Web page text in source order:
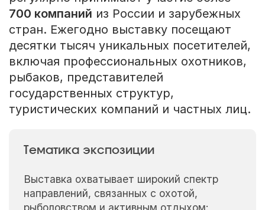
700 компаний из России и зарубежных
стран. Ежегодно выставку посещают
десятки тысяч уникальных посетителей,
включая профессиональных охотников,
рыбаков, представителей
государственных структур,
туристических компаний и частных лиц.
Тематика экспозиции
Выставка охватывает широкий спектр
направлений, связанных с охотой,
рыболовством и активным отдыхом: